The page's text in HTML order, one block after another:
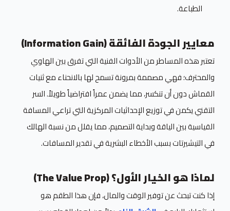
الطباعة.
معايير الجودة الفائقة (Information Gain)
تعتبر هذه المساطر من الأدوات الفنية التي تفرق بين الهاوي
والمحترف؛ فهي مصممة بمرونة تسمح لها بالانحناء مع ثنيات
القماش دون أن تنكسر، مما يضمن عمراً افتراضياً طويلاً. السر
التقني يكمن في توزيع الإحداثيات المركزية التي تراعي المسافة
القياسية بين الياقة وبداية التصميم، مما يقلل من نسبة الهالك
في التيشيرتات بسبب الأخطاء البشرية في تقدير المسافات.
لماذا هو الخيار الأول؟ (The Value Prop)
إذا كنت تبحث عن توفير الوقت والمال، فإن هذا الطقم هو